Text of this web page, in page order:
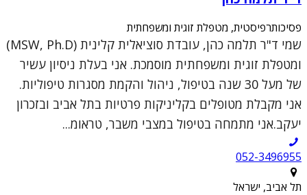
פסיכותרפיסטית, מטפלת זוגית ומשפחתית
שמי ד"ר תלמה כהן, עובדת סוציאלית קלינית (MSW, Ph.D)
ומטפלת זוגית ומשפחתית מוסמכת. אני בעלת ניסיון עשיר
של מעל 30 שנה בטיפול, ניהול והקמת מסגרות טיפוליות.
אני מקבלת מטופלים בקליניקות פרטיות בתל אביב ובזכרון
יעקב.אני מתמחה בטיפול במצבי משבר, טראומ...
052-3496955
תל אביב, ישראל